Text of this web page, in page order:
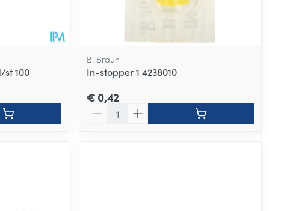
st 100
B. Braun
In-stopper 1 4238010
€ 0,42